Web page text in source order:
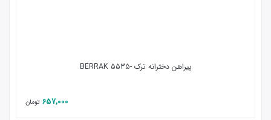
پیراهن دخترانه ترک -5535 BERRAK
657,000 تومان